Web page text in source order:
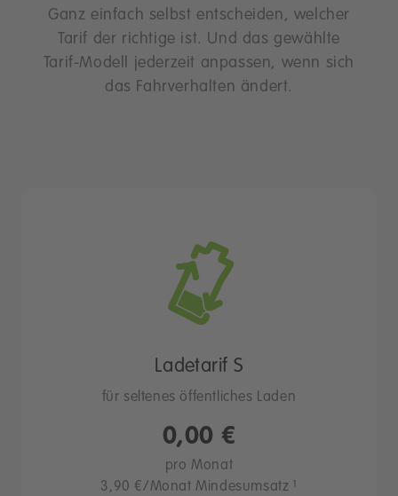
Ganz einfach selbst entscheiden, welcher
Tarif der richtige ist. Und das gewählte
Tarif-Modell jederzeit anpassen, wenn sich
das Fahrverhalten ändert.
Ladetarif S
für seltenes öffentliches Laden
0,00 €
pro Monat
3,90 €/Monat Mindesumsatz ¹